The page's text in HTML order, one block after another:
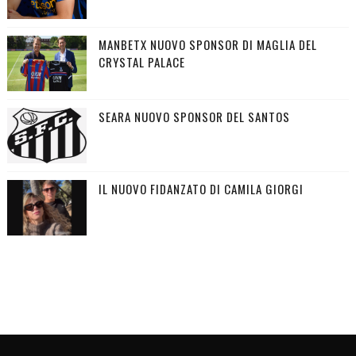
MANBETX NUOVO SPONSOR DI MAGLIA DEL
CRYSTAL PALACE
SEARA NUOVO SPONSOR DEL SANTOS
IL NUOVO FIDANZATO DI CAMILA GIORGI